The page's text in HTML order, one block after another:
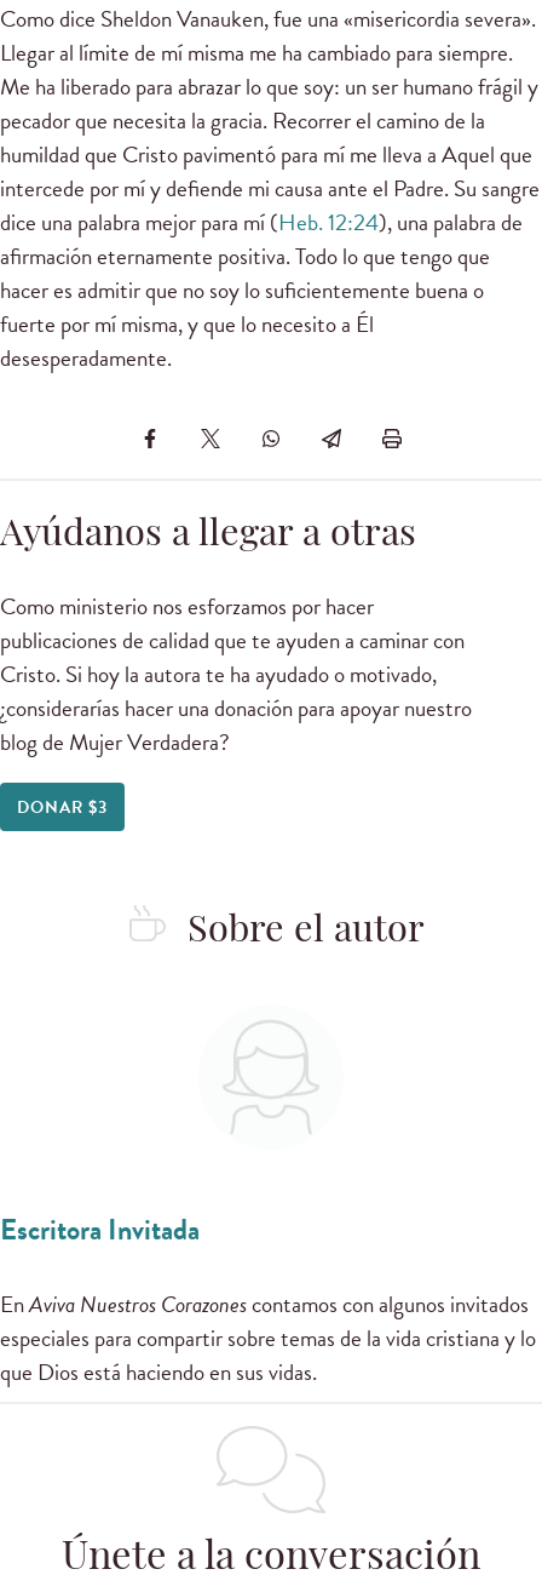
Como dice Sheldon Vanauken, fue una «misericordia severa».
Llegar al límite de mí misma me ha cambiado para siempre.
Me ha liberado para abrazar lo que soy: un ser humano frágil y
pecador que necesita la gracia. Recorrer el camino de la
humildad que Cristo pavimentó para mí me lleva a Aquel que
intercede por mí y defiende mi causa ante el Padre. Su sangre
dice una palabra mejor para mí (Heb. 12:24), una palabra de
afirmación eternamente positiva. Todo lo que tengo que
hacer es admitir que no soy lo suficientemente buena o
fuerte por mí misma, y que lo necesito a Él
desesperadamente.
Ayúdanos a llegar a otras
Como ministerio nos esforzamos por hacer
publicaciones de calidad que te ayuden a caminar con
Cristo. Si hoy la autora te ha ayudado o motivado,
¿considerarías hacer una donación para apoyar nuestro
blog de Mujer Verdadera?
DONAR $3
Sobre el autor
Escritora Invitada
EnAviva Nuestros Corazonescontamos con algunos invitados
especiales para compartir sobre temas de la vida cristiana y lo
que Dios está haciendo en sus vidas.
Únete a la conversación